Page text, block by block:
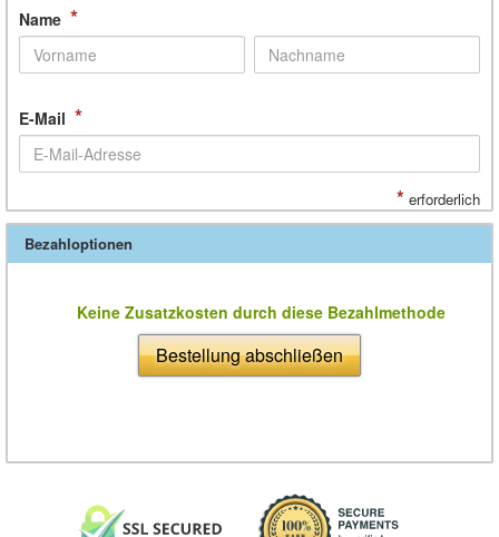
Name *
E-Mail *
* erforderlich
Bezahloptionen
Keine Zusatzkosten durch diese Bezahlmethode
Bestellung abschließen